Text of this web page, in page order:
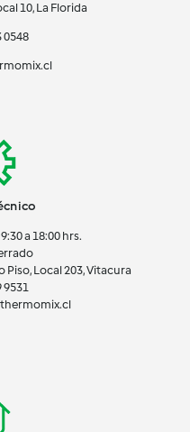
10, La Florida
0548
a 18:00 hrs.
Piso, Local 203, Vitacura
9531